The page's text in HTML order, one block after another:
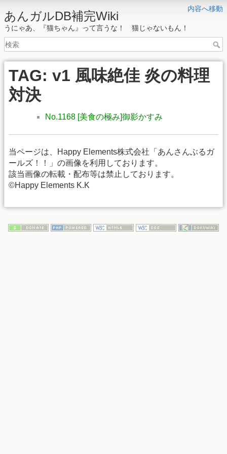
内容へ移動
あんガルDB補完Wiki
うにゃあ、『猫ちゃん』って言うな！ 猫じゃないもん！
TAG: v1 風味絶佳 炎の料理
対決
No.1168 [美食の極み]御影かすみ
当ページは、Happy Elements株式会社「あんさんぶるガ
ールズ！！」の画像を利用しております。
該当画像の転載・配布等は禁止しております。
©Happy Elements K.K